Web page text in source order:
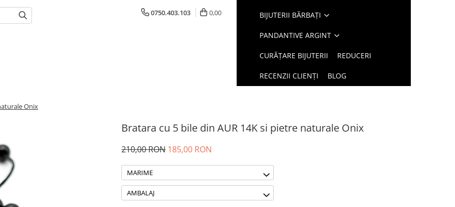
0750.403.103 0,00 BIJUTERII BĂRBAȚI
PANDANTIVE ARGINT
CURĂȚARE BIJUTERII REDUCERI
RECENZII CLIENȚI BLOG
Onix
Bratara cu 5 bile din AUR 14K si pietre naturale Onix
210,00 RON 185,00 RON
MARIME
AMBALAJ